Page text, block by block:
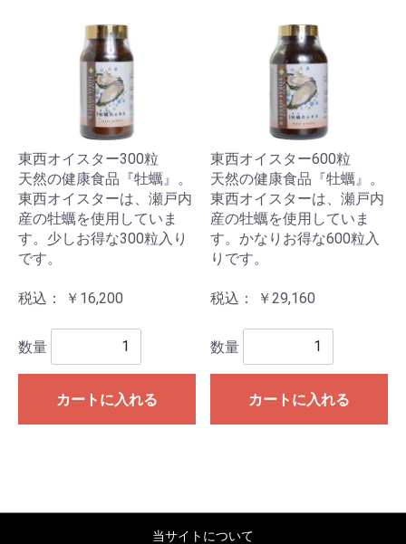
東西オイスター300粒
天然の健康食品『牡蠣』。
東西オイスターは、瀬戸内
産の牡蠣を使用していま
す。少しお得な300粒入り
です。
税込： ￥16,200
数量
カートに入れる
東西オイスター600粒
天然の健康食品『牡蠣』。
東西オイスターは、瀬戸内
産の牡蠣を使用していま
す。かなりお得な600粒入
りです。
税込： ￥29,160
数量
カートに入れる
当サイトについて